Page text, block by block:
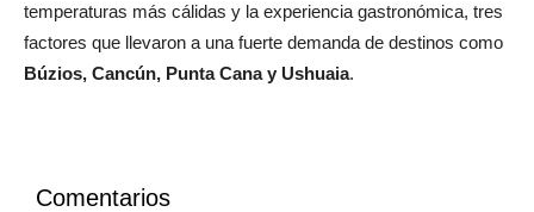
factores que llevaron a una fuerte demanda de destinos como
Búzios, Cancún, Punta Cana y Ushuaia.